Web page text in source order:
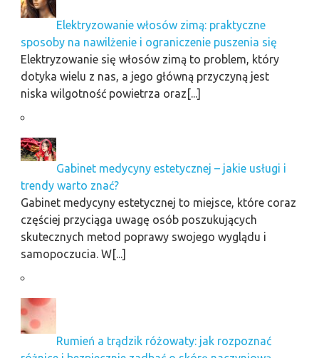
Elektryzowanie włosów zimą: praktyczne
sposoby na nawilżenie i ograniczenie puszenia się
Elektryzowanie się włosów zimą to problem, który
dotyka wielu z nas, a jego główną przyczyną jest
niska wilgotność powietrza oraz[...]
Gabinet medycyny estetycznej – jakie usługi i
trendy warto znać?
Gabinet medycyny estetycznej to miejsce, które coraz
częściej przyciąga uwagę osób poszukujących
skutecznych metod poprawy swojego wyglądu i
samopoczucia. W[...]
Rumień a trądzik różowaty: jak rozpoznać